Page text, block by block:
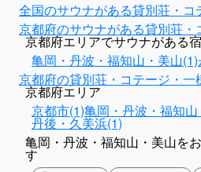
全国のサウナがある貸別荘・コ
京都府のサウナがある貸別荘・
京都府エリアでサウナがある
亀岡・丹波・福知山・美山(1)
京都府の貸別荘・コテージ・一
京都府エリア
京都市(1)亀岡・丹波・福知
丹後・久美浜(1)
亀岡・丹波・福知山・美山を
す